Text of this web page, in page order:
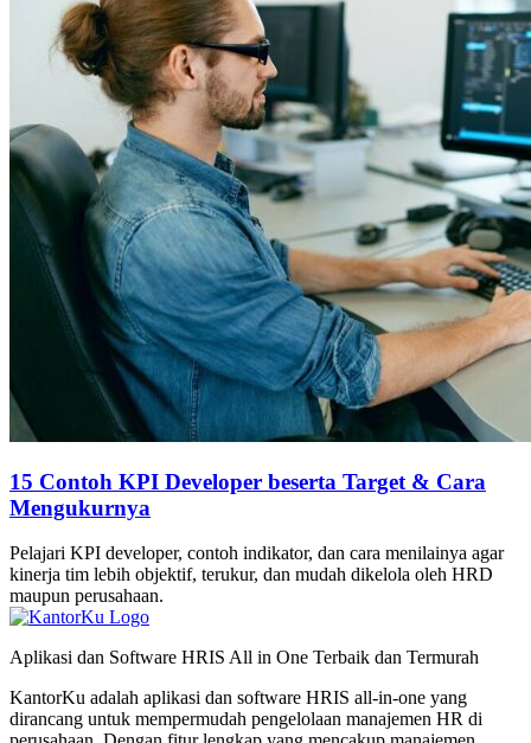
15 Contoh KPI Developer beserta Target & Cara
Mengukurnya
Pelajari KPI developer, contoh indikator, dan cara menilainya agar
kinerja tim lebih objektif, terukur, dan mudah dikelola oleh HRD
maupun perusahaan.
Aplikasi dan Software HRIS All in One Terbaik dan Termurah
KantorKu adalah aplikasi dan software HRIS all-in-one yang
dirancang untuk mempermudah pengelolaan manajemen HR di